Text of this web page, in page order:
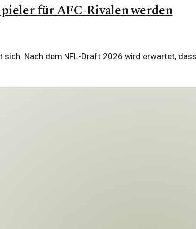
für AFC-Rivalen werden
Nach dem NFL-Draft 2026 wird erwartet,